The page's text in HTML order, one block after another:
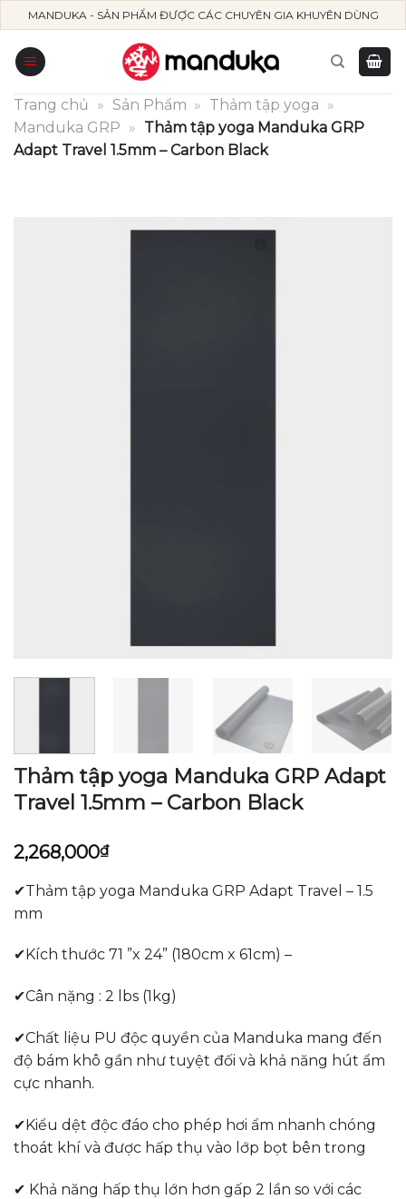
Skip
to
content
MANDUKA - SẢN PHẨM ĐƯỢC CÁC CHUYÊN GIA KHUYÊN DÙNG
Trang chủ » Sản Phẩm » Thảm tập yoga »
Manduka GRP » Thảm tập yoga Manduka GRP
Adapt Travel 1.5mm – Carbon Black
Thảm tập yoga Manduka GRP Adapt
Travel 1.5mm – Carbon Black
2,268,000₫
✔Thảm tập yoga Manduka GRP Adapt Travel – 1.5
mm
✔Kích thước 71 ”x 24” (180cm x 61cm) –
✔Cân nặng : 2 lbs (1kg)
✔Chất liệu PU độc quyền của Manduka mang đến
độ bám khô gần như tuyệt đối và khả năng hút ẩm
cực nhanh.
✔Kiểu dệt độc đáo cho phép hơi ẩm nhanh chóng
thoát khí và được hấp thụ vào lớp bọt bên trong
✔ Khả năng hấp thụ lớn hơn gấp 2 lần so với các